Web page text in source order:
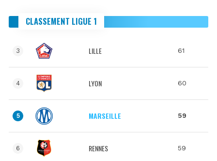
CLASSEMENT LIGUE 1
3 LILLE 61
4 LYON 60
5 MARSEILLE 59
6 RENNES 59